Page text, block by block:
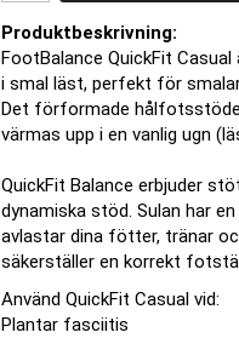
Produktbeskrivning:
FootBalance QuickFit
i smal läst, perfekt för
Det förformade
värmas upp i en vanlig ugn
QuickFit Balance erbjuder
dynamiska stöd. Sulan har
avlastar dina fötter, tränar
säkerställer en korrekt
Använd QuickFit Casual vid:
Plantar fasciitis